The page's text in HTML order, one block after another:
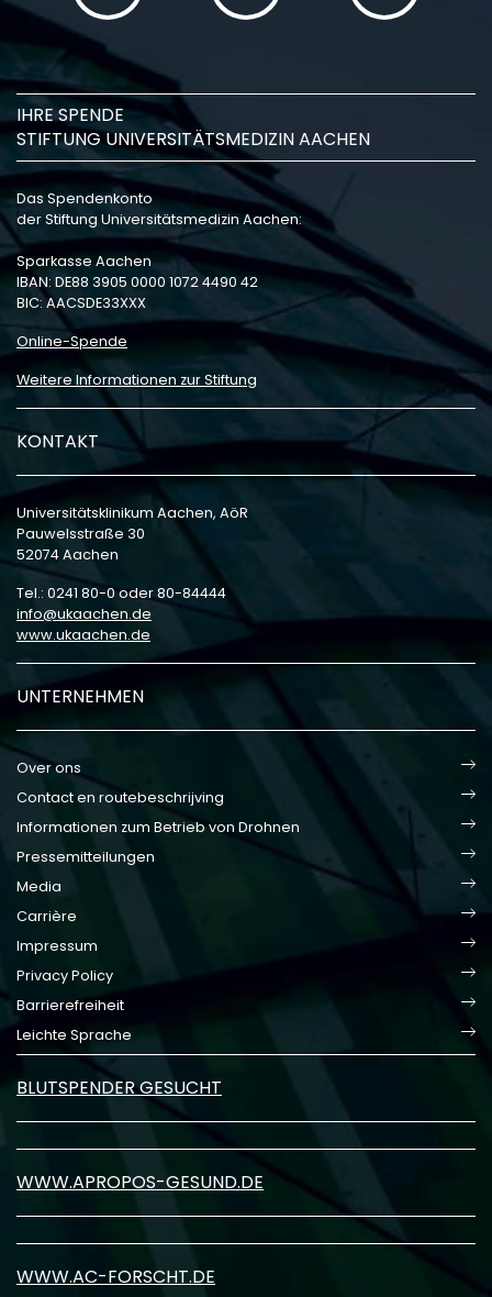
IHRE SPENDE
STIFTUNG UNIVERSITÄTSMEDIZIN AACHEN
Das Spendenkonto
der Stiftung Universitätsmedizin Aachen:
Sparkasse Aachen
IBAN: DE88 3905 0000 1072 4490 42
BIC: AACSDE33XXX
Online-Spende
Weitere Informationen zur Stiftung
KONTAKT
Universitätsklinikum Aachen, AöR
Pauwelsstraße 30
52074 Aachen
Tel.: 0241 80-0 oder 80-84444
info
ukaachen de
www.ukaachen.de
UNTERNEHMEN
Over ons
Contact en routebeschrijving
Informationen zum Betrieb von Drohnen
Pressemitteilungen
Media
Carrière
Impressum
Privacy Policy
Barrierefreiheit
Leichte Sprache
BLUTSPENDER GESUCHT
WWW.APROPOS-GESUND.DE
WWW.AC-FORSCHT.DE